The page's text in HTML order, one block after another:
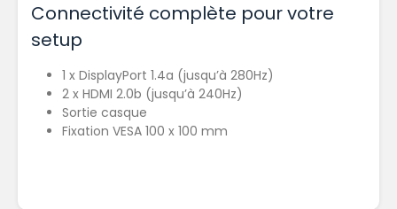
Connectivité complète pour votre
setup
1 x DisplayPort 1.4a (jusqu’à 280Hz)
2 x HDMI 2.0b (jusqu’à 240Hz)
Sortie casque
Fixation VESA 100 x 100 mm